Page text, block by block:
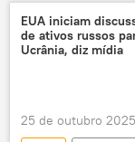
Euroclear
ativos congelados
EUA iniciam
de ativos russos
Ucrânia, diz mídia
25 de outubro